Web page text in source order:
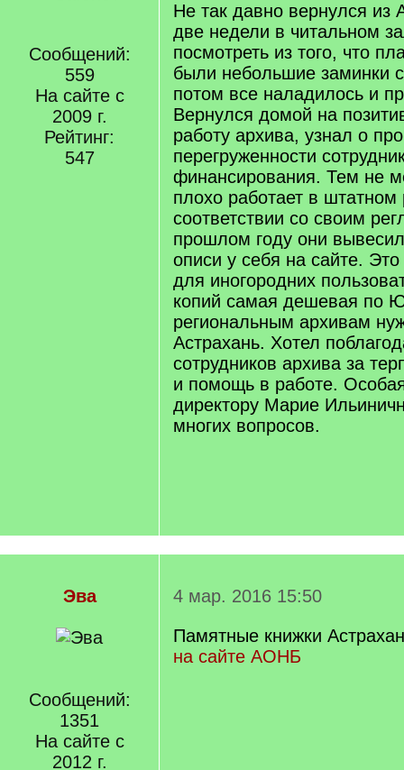
Сообщений:
559
На сайте с
2009 г.
Рейтинг:
547
Не так давно вернулся из
две недели в читальном
посмотреть из того, что
были небольшие заминки
потом все наладилось и
Вернулся домой на
работу архива, узнал о
перегруженности
финансирования. Тем не
плохо работает в
соответствии со своим
прошлом году они
описи у себя на сайте.
для иногородних
копий самая дешевая по
региональным архивам
Астрахань. Хотел
сотрудников архива за
и помощь в работе.
директору Марие
многих вопросов.
Эва
Сообщений:
1351
На сайте с
2012 г.
4 мар. 2016 15:50
Памятные книжки
на сайте АОНБ